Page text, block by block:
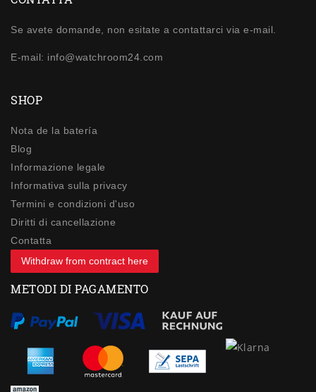
Se avete domande, non esitate a contattarci via e-mail.
E-mail: info@watchroom24.com
SHOP
Nota de la batería
Blog
Informazione legale
Informativa sulla privacy
Termini e condizioni d'uso
Diritti di cancellazione
Contatta
Withdraw from contract here
METODI DI PAGAMENTO